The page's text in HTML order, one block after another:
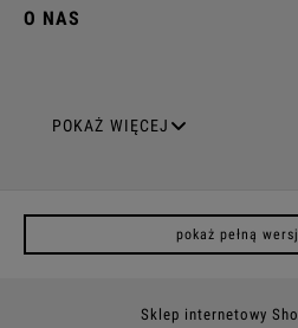
O NAS
GNIAZDA ELEKTRYCZNE
Gniazda podwójne z
POKAŻ WIĘCEJ
pokaż pełną
Sklep internetowy